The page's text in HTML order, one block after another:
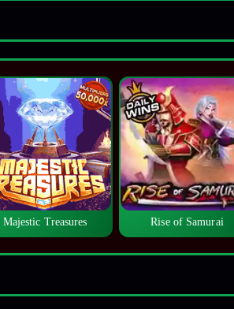
Majestic Treasures Rise of Samurai